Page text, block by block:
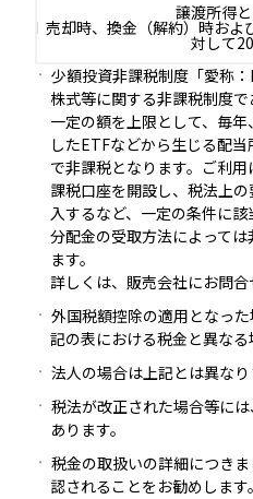
譲渡所得
売却時、換金（解約）時およ
対して
少額投資非課税制度「愛称
株式等に関する非課税制度で
一定の額を上限として、毎
したETFなどから生じる配
で非課税となります。ご利
課税口座を開設し、税法上
入するなど、一定の条件に該
分配金の受取方法によって
ます。
詳しくは、販売会社にお問合
外国税額控除の適用となっ
記の表における税金と異なる
法人の場合は上記とは異なり
税法が改正された場合等に
あります。
税金の取扱いの詳細につき
認されることをお勧めします。